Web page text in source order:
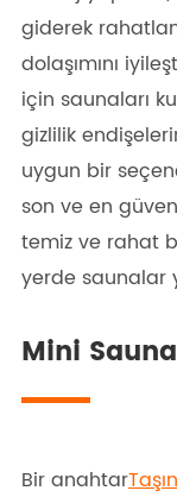
giderek
dolaşımını
için saunaları
gizlilik
uygun bir
son ve en
temiz ve rahat
yerde saunalar
Mini Sauna
Bir anahtar